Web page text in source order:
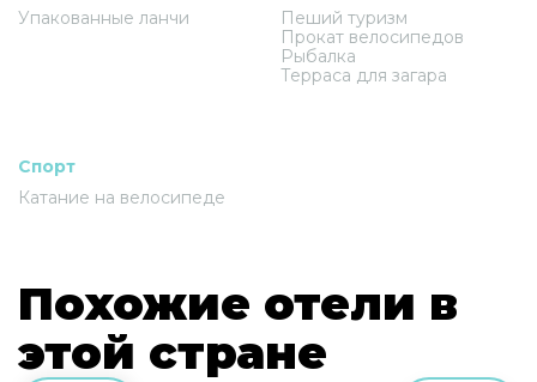
Упакованные ланчи
Пеший туризм
Прокат велосипедов
Рыбалка
Терраса для загара
Спорт
Катание на велосипеде
Похожие отели в
этой стране